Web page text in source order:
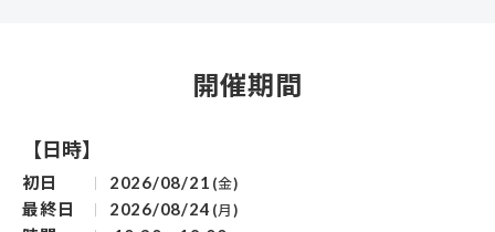
開催期間
【日時】
初日 2026/08/21 (金)
最終日 2026/08/24 (月)